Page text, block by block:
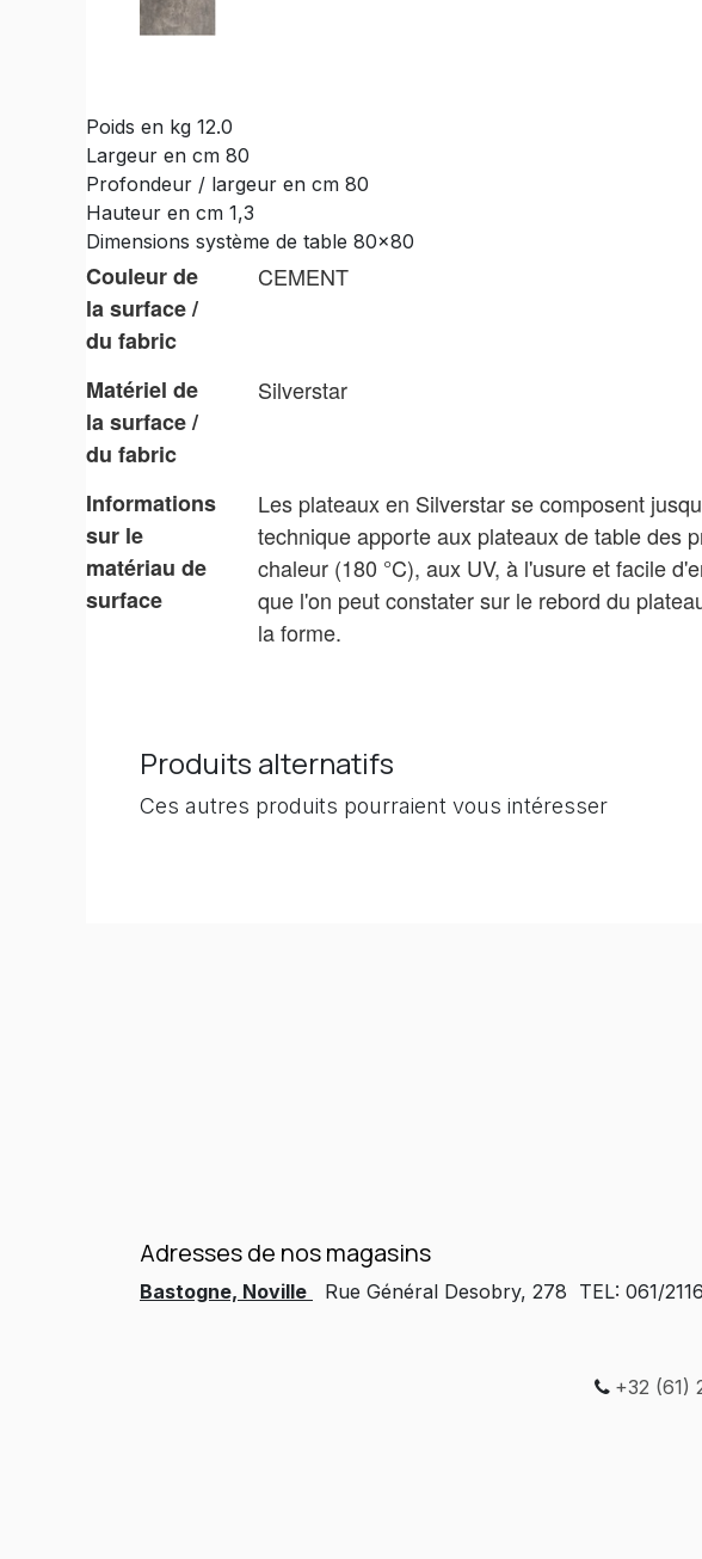
Poids en kg 12.0
Largeur en cm 80
Profondeur / largeur en cm 80
Hauteur en cm 1,3
Dimensions système de table 80x80
Couleur de
la surface /
du fabric
CEMENT
Matériel de
la surface /
du fabric
Silverstar
Informations
sur le
matériau de
surface
Les plateaux en Silverstar se composent
technique apporte aux plateaux de table des
chaleur (180 °C), aux UV, à l'usure et facile
que l'on peut constater sur le rebord du
la forme.
Produits alternatifs
Ces autres produits pourraient vous intéresser
Adresses de nos magasins
Bastogne, Noville Rue Général Desobry, 278 TEL: 061/
+32 (61)